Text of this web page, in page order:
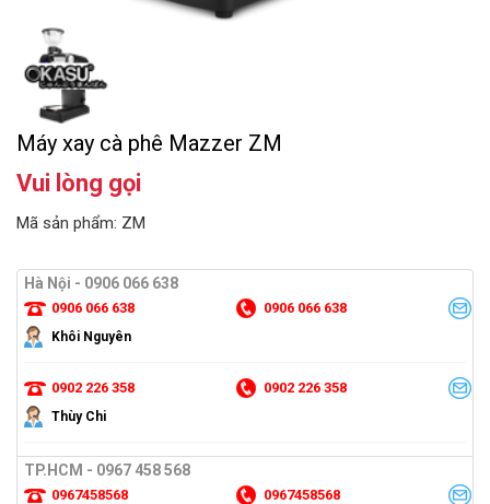
Máy xay cà phê Mazzer ZM
Vui lòng gọi
Mã sản phẩm: ZM
Hà Nội - 0906 066 638
0906 066 638 0906 066 638
Khôi Nguyên
0902 226 358 0902 226 358
Thùy Chi
TP.HCM - 0967 458 568
0967458568 0967458568